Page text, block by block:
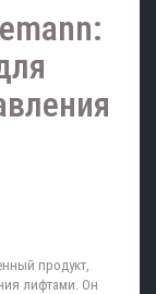
продукт,
лифтами. Он